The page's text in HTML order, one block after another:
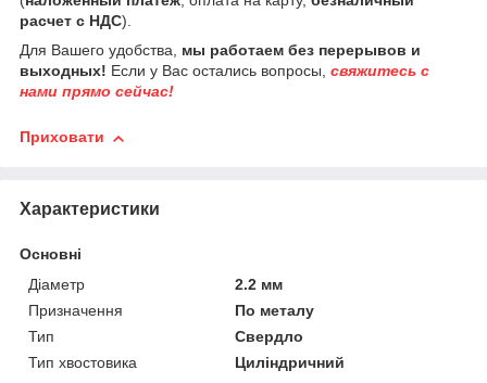
расчет с НДС).
Для Вашего удобства, мы работаем без перерывов и
выходных! Если у Вас остались вопросы, свяжитесь с
нами прямо сейчас!
Приховати
Характеристики
Основні
Діаметр
2.2 мм
Призначення
По металу
Тип
Свердло
Тип хвостовика
Циліндричний